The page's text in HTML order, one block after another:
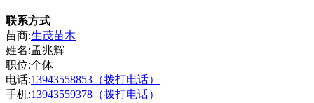
联系方式
苗商:生茂苗木
姓名:孟兆辉
职位:个体
电话:13943558853（拨打电话）
手机:13943559378（拨打电话）